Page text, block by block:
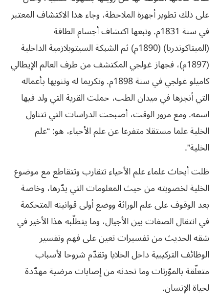
على ذلك تطوير أجهزة الملاحظة، وجاء هذا الاكتشاف المعتبر
في سنة 1831م. وتبعها اكتشاف أجسام الطاقة
(الميتاكوندريا) (1890م) ثم الشبكة السيتوبلازمية الداخلية
(1897م)، فجهاز غولجي المكتشف من طرف العالم الإيطالي
كاميلو غولجي في سنة 1898م. وتكريما له وتنويها بأعماله
التي أنجزها في ميدان الطب، حملت القرية التي ولد فيها
اسمه. ومع مرور الوقت، أصبحت الدراسات التي تتناول
الخلية علما مستقلا متفرعا عن علم الأحياء، هو: “علم
الخلية”.
ظلت أبحاث علماء علم الأحياء تتقارب وتتقاطع مع موضوع
الخلية لخصوبته من حيث المعلومات التي يدّرها، وخاصة
بعد الوقوف على علم الوراثة ووضع أولى قوانينه المتحكمة
في انتقال الصفات بين الأجيال، وما يتطلّبه هذا الأخير في
شقه الحديث من تفسيرات تعين على فهم وتفسير
الوظائف التركيبية داخل الخلايا وتقدّم شروحا لأسباب
متعلّقة بالموّرثات وما تحدثه من إصابات مرضية مهدّدة
لحياة الإنسان.